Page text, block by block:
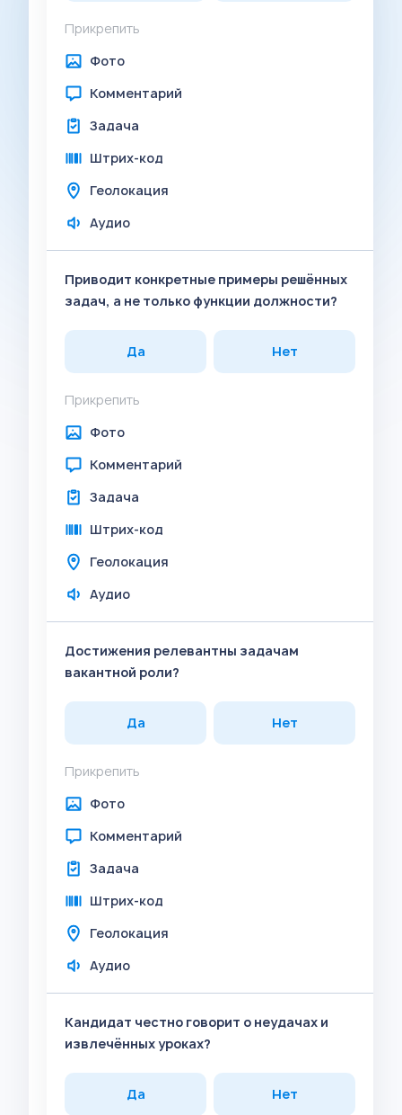
Прикрепить
Фото
Комментарий
Задача
Штрих-код
Геолокация
Аудио
Приводит конкретные примеры решённых
задач, а не только функции должности?
Да Нет
Прикрепить
Фото
Комментарий
Задача
Штрих-код
Геолокация
Аудио
Достижения релевантны задачам
вакантной роли?
Да Нет
Прикрепить
Фото
Комментарий
Задача
Штрих-код
Геолокация
Аудио
Кандидат честно говорит о неудачах и
извлечённых уроках?
Да Нет